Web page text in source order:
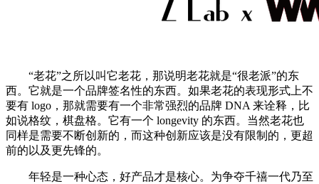
“老花”之所以叫它老花，那说明老花就是“很老派”的东
西。它就是一个品牌签名性的东西。如果老花的表现形式上不
要有 logo，那就需要有一个非常强烈的品牌 DNA 来诠释，比
如说格纹，棋盘格。它有一个 longevity 的东西。当然老花也
同样是需要不断创新的，而这种创新应该是没有限制的，更超
前的以及更先锋的。
年轻是一种心态，好产品才是核心。为争夺千禧一代乃至